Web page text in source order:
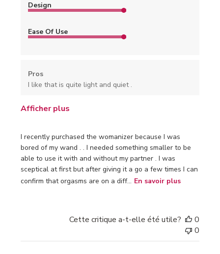
I recently purchased the womanizer because I was
bored of my wand . . I needed something smaller to be
able to use it with and without my partner . I was
sceptical at first but after giving it a go a few times I can
confirm that orgasms are on a diff... En savoir plus
Design
Ease Of Use
Pros
I like that is quite light and quiet .
Afficher plus
Cette critique a-t-elle été utile?
0
0